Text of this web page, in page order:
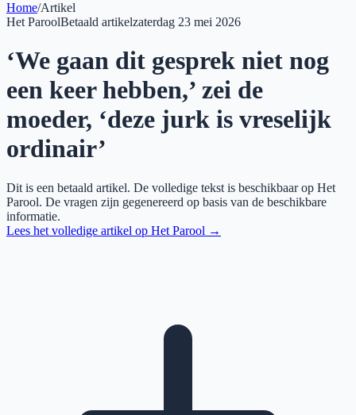
Home/Artikel
Het ParoolBetaald artikelzaterdag 23 mei 2026
‘We gaan dit gesprek niet nog
een keer hebben,’ zei de
moeder, ‘deze jurk is vreselijk
ordinair’
Dit is een betaald artikel. De volledige tekst is beschikbaar op Het
Parool. De vragen zijn gegenereerd op basis van de beschikbare
informatie.
Lees het volledige artikel op Het Parool →